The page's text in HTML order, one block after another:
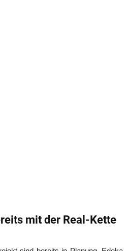
mit der Real-Kette